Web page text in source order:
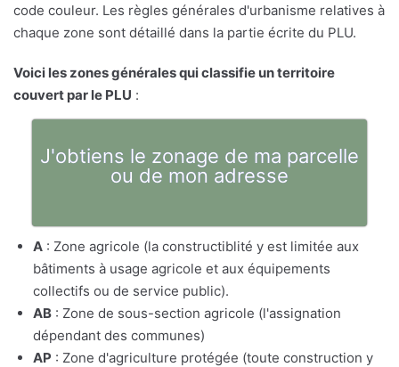
code couleur. Les règles générales d'urbanisme relatives à
chaque zone sont détaillé dans la partie écrite du PLU.
Voici les zones générales qui classifie un territoire
couvert par le PLU :
J'obtiens le zonage de ma parcelle
ou de mon adresse
A : Zone agricole (la constructiblité y est limitée aux
bâtiments à usage agricole et aux équipements
collectifs ou de service public).
AB : Zone de sous-section agricole (l'assignation
dépendant des communes)
AP : Zone d'agriculture protégée (toute construction y